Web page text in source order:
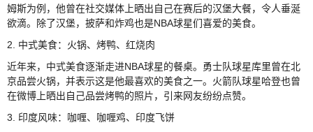
姆斯为例，他曾在社交媒体上晒出自己在赛后的汉堡大餐，令人垂涎
欲滴。除了汉堡，披萨和炸鸡也是NBA球星们喜爱的美食。
2. 中式美食：火锅、烤鸭、红烧肉
近年来，中式美食逐渐走进NBA球星的餐桌。勇士队球星库里曾在北
京品尝火锅，并表示这是他最喜欢的美食之一。火箭队球星哈登也曾
在微博上晒出自己品尝烤鸭的照片，引来网友纷纷点赞。
3. 印度风味：咖喱、咖喱鸡、印度飞饼